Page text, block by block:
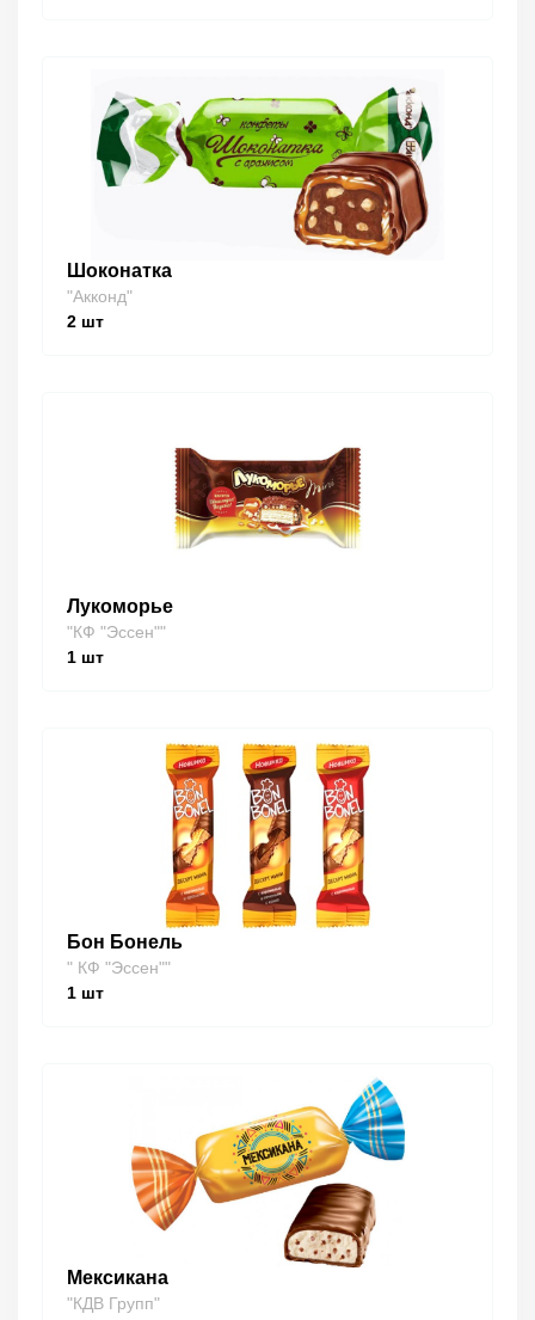
Шоконатка
"Акконд"
2 шт
Лукоморье
"КФ "Эссен""
1 шт
Бон Бонель
" КФ "Эссен""
1 шт
Мексикана
"КДВ Групп"